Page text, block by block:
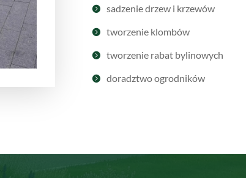
 sadzenie drzew i krzewów
 tworzenie klombów
 tworzenie rabat bylinowych
 doradztwo ogrodników